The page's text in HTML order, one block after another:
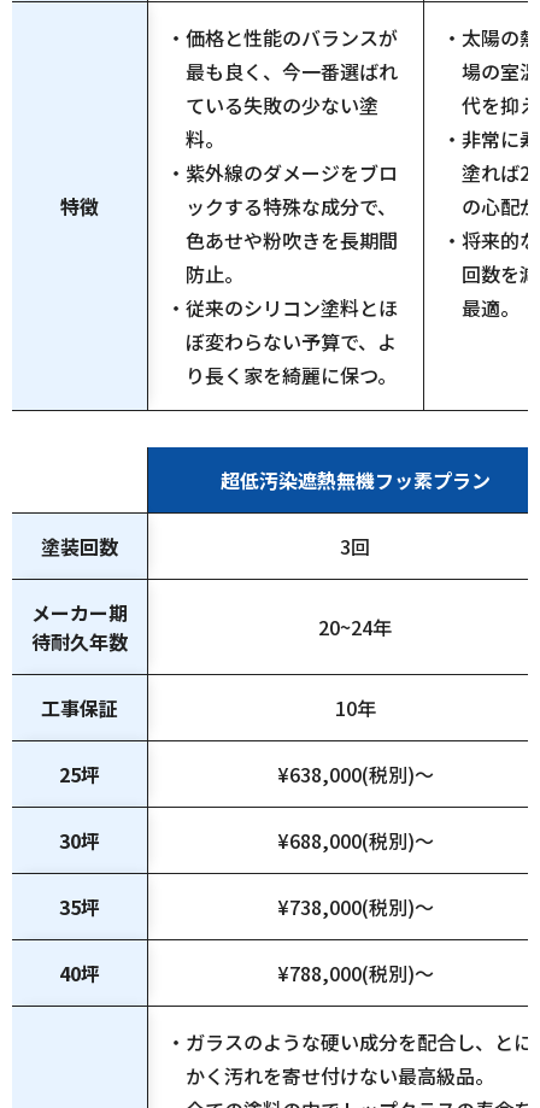
特徴
・価格と性能のバランスが
最も良く、今一番選ばれ
ている失敗の少ない塗
料。
・紫外線のダメージをブロ
ックする特殊な成分で、
色あせや粉吹きを長期間
防止。
・従来のシリコン塗料とほ
ぼ変わらない予算で、よ
り長く家を綺麗に保つ。
・太陽の
場の室
代を抑
・非常に
塗れば
の心配
・将来的
回数を
最適。
超低汚染遮熱無機フッ素プラン
塗装回数 3回
メーカー期
待耐久年数
20~24年
工事保証 10年
25坪 ¥638,000(税別)～
30坪 ¥688,000(税別)～
35坪 ¥738,000(税別)～
40坪 ¥788,000(税別)～
・ガラスのような硬い成分を配合し、とに
かく汚れを寄せ付けない最高級品。